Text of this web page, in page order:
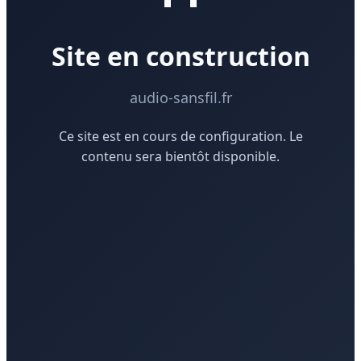
Site en construction
audio-sansfil.fr
Ce site est en cours de configuration. Le
contenu sera bientôt disponible.